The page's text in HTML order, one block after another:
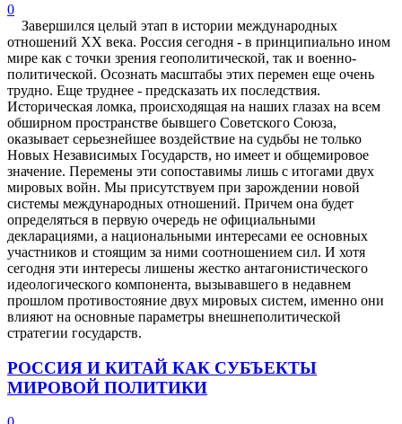
0
Завершился целый этап в истории международных
отношений XX века. Россия сегодня - в принципиально ином
мире как с точки зрения геополитической, так и военно-
политической. Осознать масштабы этих перемен еще очень
трудно. Еще труднее - предсказать их последствия.
Историческая ломка, происходящая на наших глазах на всем
обширном пространстве бывшего Советского Союза,
оказывает серьезнейшее воздействие на судьбы не только
Новых Независимых Государств, но имеет и общемировое
значение. Перемены эти сопоставимы лишь с итогами двух
мировых войн. Мы присутствуем при зарождении новой
системы международных отношений. Причем она будет
определяться в первую очередь не официальными
декларациями, а национальными интересами ее основных
участников и стоящим за ними соотношением сил. И хотя
сегодня эти интересы лишены жестко антагонистического
идеологического компонента, вызывавшего в недавнем
прошлом противостояние двух мировых систем, именно они
влияют на основные параметры внешнеполитической
стратегии государств.
РОССИЯ И КИТАЙ КАК СУБЪЕКТЫ
МИРОВОЙ ПОЛИТИКИ